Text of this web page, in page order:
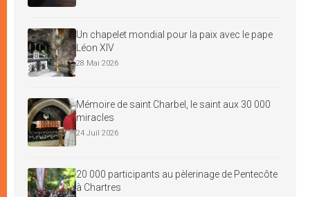
Un chapelet mondial pour la paix avec le pape
Léon XIV
28 Mai 2026
Mémoire de saint Charbel, le saint aux 30 000
miracles
24 Juil 2026
20 000 participants au pèlerinage de Pentecôte
à Chartres